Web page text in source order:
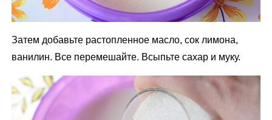
Затем добавьте растопленное масло, сок лимона,
ванилин. Все перемешайте. Всыпьте сахар и муку.